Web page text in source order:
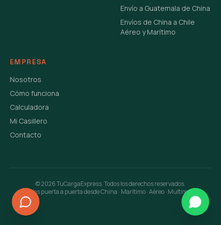
Envío a Guatemala de China
Envíos de China a Chile
Aéreo y Marítimo
EMPRESA
Nosotros
Cómo funciona
Calculadora
Mi Casillero
Contacto
©2026TuCargaExpress. Todos los derechos reservados.
Envíos puerta a puerta desde China · Marítimo · Aéreo · Multimodal